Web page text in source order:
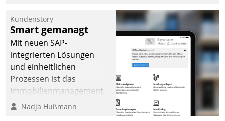
Kundenstory
Smart gemanagt
Mit neuen SAP-
integrierten Lösungen
und einheitlichen
Prozessen ist das
Immobilienmanagement
der Bayerischen
Nadja Hußmann